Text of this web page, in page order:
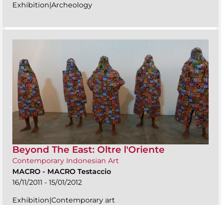
Exhibition|Archeology
Beyond The East: Oltre l'Oriente
Contemporary Indonesian Art
MACRO - MACRO Testaccio
16/11/2011 - 15/01/2012
Exhibition|Contemporary art